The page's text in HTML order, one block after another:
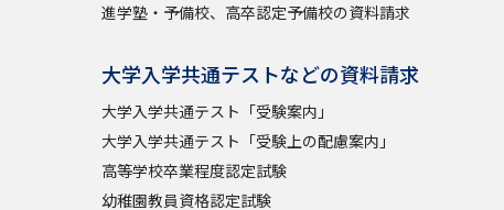
進学塾・予備校、高卒認定予備校の資料請求
大学入学共通テストなどの資料請求
大学入学共通テスト「受験案内」
大学入学共通テスト「受験上の配慮案内」
高等学校卒業程度認定試験
幼稚園教員資格認定試験